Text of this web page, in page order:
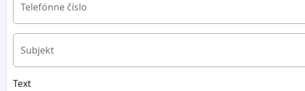
Telefónne číslo
Subjekt
Text